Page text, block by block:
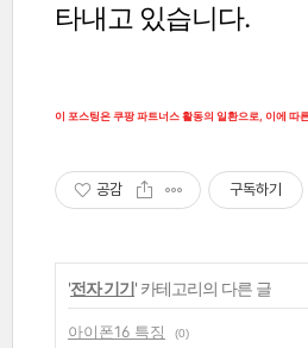
타내고 있습니다.
이 포스팅은 쿠팡 파트너스 활동의 일환으로, 이에 따
공감 구독하기
'전자 기기' 카테고리의 다른 글
아이폰16 특징 (0)